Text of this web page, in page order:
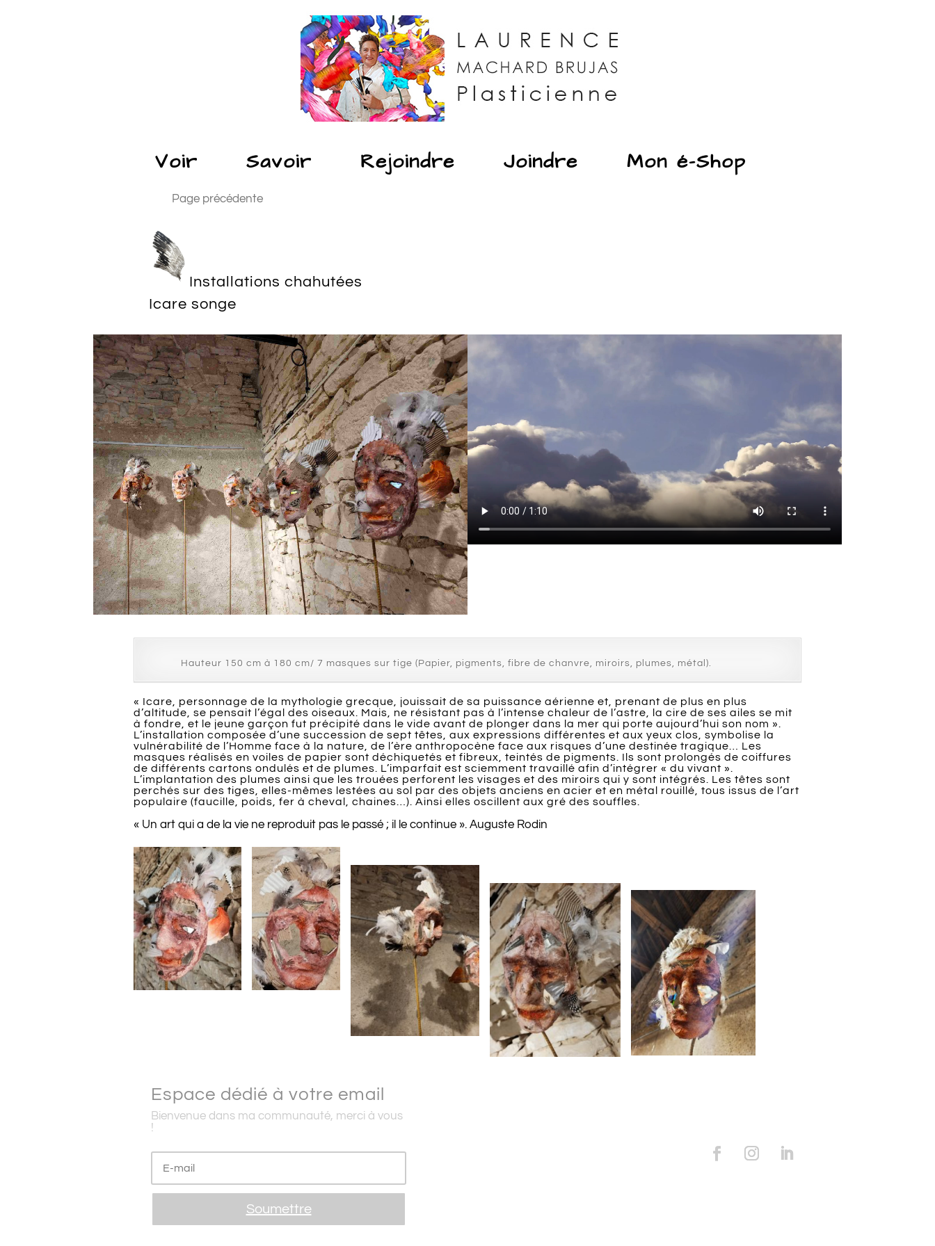
Voir Savoir Rejoindre Joindre Mon é-Shop
Page précédente
Installations chahutées
Icare songe
Hauteur 150 cm à 180 cm/ 7 masques sur tige (Papier, pigments, fibre de chanvre, miroirs, plumes, métal).
« Icare, personnage de la mythologie grecque, jouissait de sa puissance aérienne et, prenant de plus en plus
d’altitude, se pensait l’égal des oiseaux. Mais, ne résistant pas à l’intense chaleur de l’astre, la cire de ses ailes se mit
à fondre, et le jeune garçon fut précipité dans le vide avant de plonger dans la mer qui porte aujourd’hui son nom ».
L’installation composée d’une succession de sept têtes, aux expressions différentes et aux yeux clos, symbolise la
vulnérabilité de l’Homme face à la nature, de l’ère anthropocène face aux risques d’une destinée tragique… Les
masques réalisés en voiles de papier sont déchiquetés et fibreux, teintés de pigments. Ils sont prolongés de coiffures
de différents cartons ondulés et de plumes. L’imparfait est sciemment travaillé afin d’intégrer « du vivant ».
L’implantation des plumes ainsi que les trouées perforent les visages et des miroirs qui y sont intégrés. Les têtes sont
perchés sur des tiges, elles-mêmes lestées au sol par des objets anciens en acier et en métal rouillé, tous issus de l’art
populaire (faucille, poids, fer à cheval, chaines…). Ainsi elles oscillent aux gré des souffles.
« Un art qui a de la vie ne reproduit pas le passé ; il le continue ». Auguste Rodin
Espace dédié à votre email
Bienvenue dans ma communauté, merci à vous
!
Soumettre